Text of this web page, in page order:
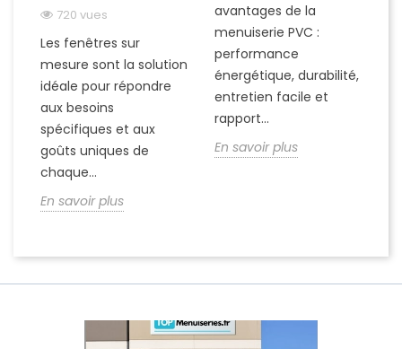
720 vues
Les fenêtres sur
mesure sont la solution
idéale pour répondre
aux besoins
spécifiques et aux
goûts uniques de
chaque...
En savoir plus
avantages de la
menuiserie PVC :
performance
énergétique, durabilité,
entretien facile et
rapport...
En savoir plus